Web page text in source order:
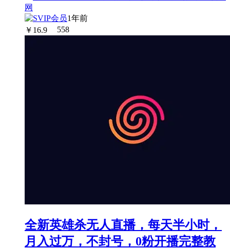
1年前
￥ 16.9 558
全新英雄杀无人直播，每天半小时，
月入过万，不封号，0粉开播完整教